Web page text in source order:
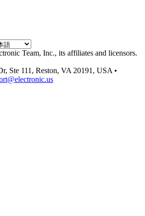
Team, Inc., its affiliates and licensors.
Ste 111, Reston, VA 20191, USA •